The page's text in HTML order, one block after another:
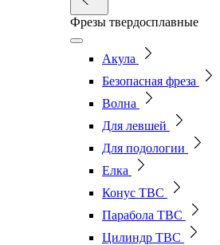
Фрезы твердосплавные
Акула
Безопасная фреза
Волна
Для левшей
Для подологии
Елка
Конус ТВС
Парабола ТВС
Цилиндр ТВС